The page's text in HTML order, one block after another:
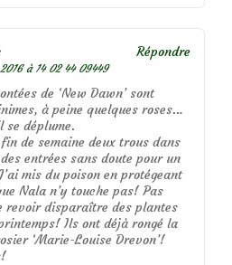
à 14 02 44 09449
de ‘New Dawn’ sont
à peine quelques roses…
se déplume.
de semaine deux trous dans
entrées sans doute pour un
mis du poison en protégeant
Nala n’y touche pas! Pas
revoir disparaître des plantes
Ils ont déjà rongé la
‘Marie-Louise Drevon’!
Répondre